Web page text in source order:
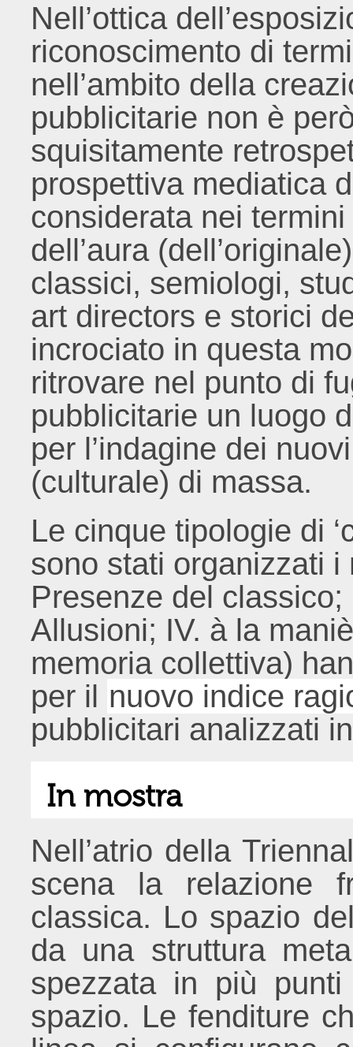
Nell’ottica
riconoscimento di
nell’ambito della
pubblicitarie non è
squisitamente
prospettiva mediatica
considerata nei
dell’aura
classici, semiologi,
art directors e storici
incrociato in questa
ritrovare nel punto di
pubblicitarie un luogo
per l’indagine dei
(culturale) di massa.
Le cinque tipologie di
sono stati organizzati
Presenze del
Allusioni; IV. à la
memoria collettiva)
per il nuovo indice
pubblicitari analizzati
In mostra
Nell’atrio della
scena la relazione
classica. Lo spazio
da una struttura
spezzata in più
spazio. Le fenditure